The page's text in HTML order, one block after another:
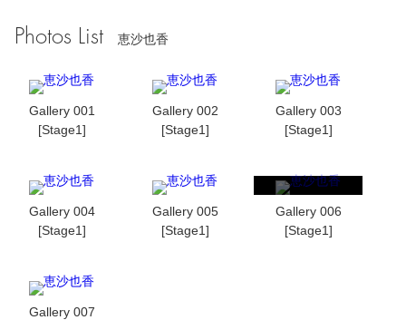
Photos List 恵沙也香
Gallery 001
[Stage1]
Gallery 002
[Stage1]
Gallery 003
[Stage1]
Gallery 004
[Stage1]
Gallery 005
[Stage1]
Gallery 006
[Stage1]
Gallery 007